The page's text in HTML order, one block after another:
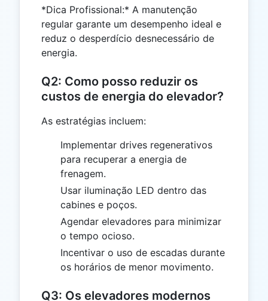
*Dica Profissional:* A manutenção
regular garante um desempenho ideal e
reduz o desperdício desnecessário de
energia.
Q2: Como posso reduzir os
custos de energia do elevador?
As estratégias incluem:
Implementar drives regenerativos
para recuperar a energia de
frenagem.
Usar iluminação LED dentro das
cabines e poços.
Agendar elevadores para minimizar
o tempo ocioso.
Incentivar o uso de escadas durante
os horários de menor movimento.
Q3: Os elevadores modernos